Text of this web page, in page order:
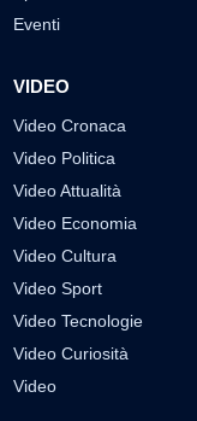
Eventi
VIDEO
Video Cronaca
Video Politica
Video Attualità
Video Economia
Video Cultura
Video Sport
Video Tecnologie
Video Curiosità
Video